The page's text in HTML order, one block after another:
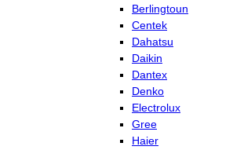
Berlingtoun
Centek
Dahatsu
Daikin
Dantex
Denko
Electrolux
Gree
Haier